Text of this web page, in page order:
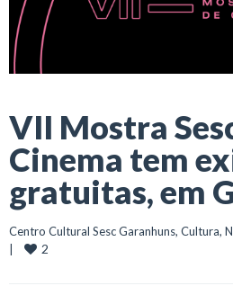
VII Mostra
Cinema tem
gratuitas, em
Centro Cultural Sesc Garanhuns, Cultura,
|
2